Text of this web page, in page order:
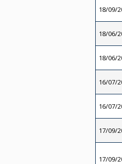
18/09/
18/06/
18/06/
16/07/
16/07/
17/09/
17/09/